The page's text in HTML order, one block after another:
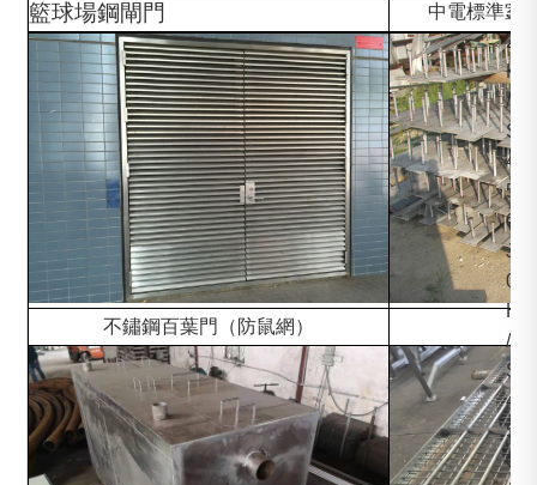
J
2
H
/
S
4
5
0
J
0
H
/
S
4
5
0
籃球場鋼閘門 中電標準室
不鏽鋼百葉門（防鼠網）